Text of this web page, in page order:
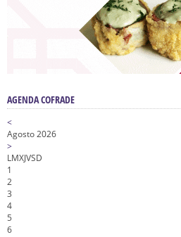
AGENDA COFRADE
<
Agosto 2026
>
LMXJVSD
1
2
3
4
5
6